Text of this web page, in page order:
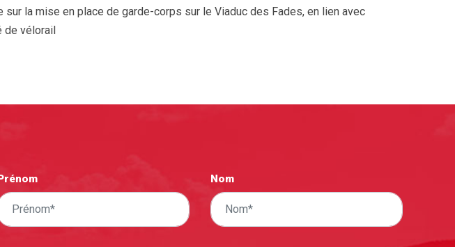
sur la mise en place de garde-corps sur le Viaduc des Fades, en lien avec
de vélorail
Nom